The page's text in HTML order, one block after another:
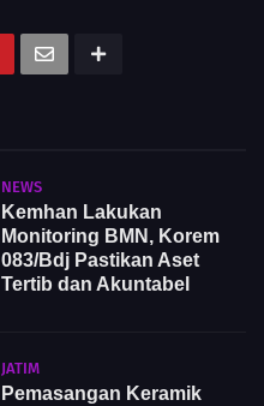
NEWS
Kemhan Lakukan
Monitoring BMN, Korem
083/Bdj Pastikan Aset
Tertib dan Akuntabel
JATIM
Pemasangan Keramik